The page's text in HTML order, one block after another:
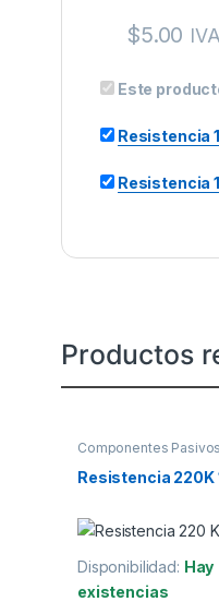
$5.00
Este
Resistencia
Resistencia
Productos
Componentes Pasivos
Resistencia 220K
Disponibilidad: Hay
existencias